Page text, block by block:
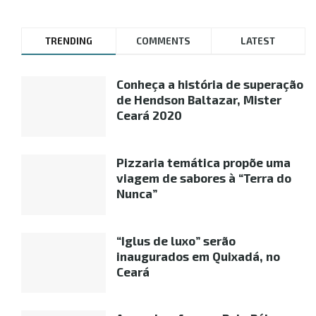
TRENDING COMMENTS LATEST
Conheça a história de superação
de Hendson Baltazar, Mister
Ceará 2020
Pizzaria temática propõe uma
viagem de sabores à “Terra do
Nunca”
“Iglus de luxo” serão
inaugurados em Quixadá, no
Ceará